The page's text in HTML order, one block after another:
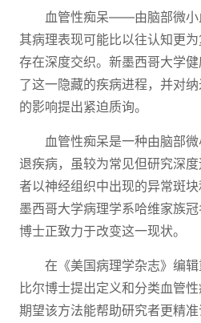
血管性痴呆——由脑部微
其病理表现可能比以往认知更
存在深度交织。新墨西哥大学
了这一隐藏的疾病进程，并对
的影响提出紧迫质询。
血管性痴呆是一种由脑部
退疾病，虽较为常见但研究深
者以神经组织中出现的异常斑
墨西哥大学病理学系哈维家族
博士正致力于改变这一现状。
在《美国病理学杂志》编辑
比尔博士提出定义和分类血管
期望该方法能帮助研究者更精